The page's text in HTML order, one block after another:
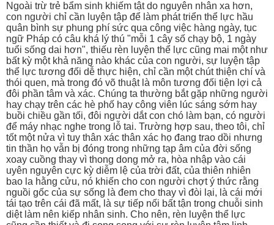
Ngoài trừ trẻ bẩm sinh khiếm tật do nguyên nhân xa hơn,
con người chỉ cần luyện tập để làm phát triển thể lực hầu
quân bình sự phung phí sức qua công việc hàng ngày, tục
ngữ Pháp có câu khá lý thú "mỗi 1 cây số chạy bộ, 1 ngày
tuổi sống dai hơn", thiếu rèn luyện thể lực cũng mai một như
bất kỳ một khả năng nào khác của con người, sự luyện tập
thể lực tương đối dễ thực hiện, chỉ cần một chút thiện chí và
thói quen, mà trong đó võ thuật là môn tương đối tiện lợi cả
đôi phần tâm và xác. Chúng ta thường bắt gặp những người
hay chạy trên các hè phố hay công viên lúc sáng sớm hay
buồi chiều gần tối, đôi người dắt con chó làm bạn, có người
để máy nhạc nghe trong lỗ tai. Trường hợp sau, theo tôi, chỉ
tốt một nửa vì tuy thân xác thân xác họ đang trao dồi nhưng
tin thần họ vẫn bị đóng trong những tạp âm của đời sống
xoay cuồng thay vì thong dong mở ra, hòa nhập vào cái
uyên nguyên cực kỳ diễm lệ của trời đất, của thiên nhiên
bao la hằng cửu, nó khiến cho con người chợt ý thức rằng
nguồi gốc của sự sống là đem cho thay vì đòi lại, là cái mới
tái tạo trên cái đã mất, là sự tiếp nối bất tận trong chuỗi sinh
diệt làm nên kiếp nhân sinh. Cho nên, rèn luyện thể lực